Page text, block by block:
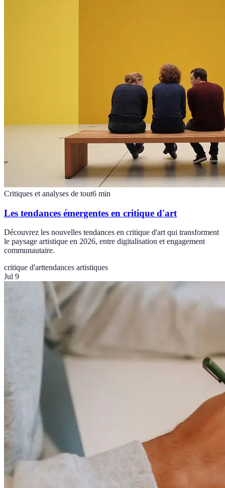
Critiques et analyses de tout6 min
Les tendances émergentes en critique d'art
Découvrez les nouvelles tendances en critique d'art qui transforment
le paysage artistique en 2026, entre digitalisation et engagement
communautaire.
critique d'arttendances artistiques
Jul 9